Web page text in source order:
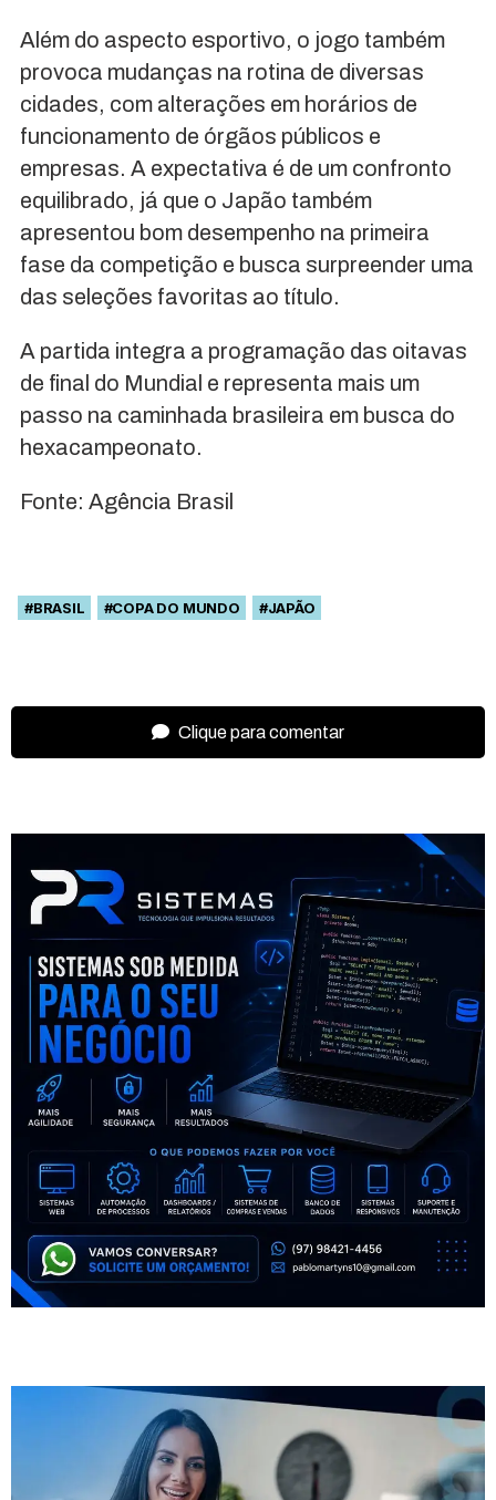
Além do aspecto esportivo, o jogo também
provoca mudanças na rotina de diversas
cidades, com alterações em horários de
funcionamento de órgãos públicos e
empresas. A expectativa é de um confronto
equilibrado, já que o Japão também
apresentou bom desempenho na primeira
fase da competição e busca surpreender uma
das seleções favoritas ao título.
A partida integra a programação das oitavas
de final do Mundial e representa mais um
passo na caminhada brasileira em busca do
hexacampeonato.
Fonte: Agência Brasil
#BRASIL #COPA DO MUNDO #JAPÃO
Clique para comentar